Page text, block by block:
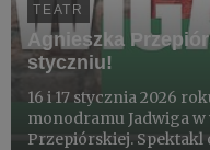
TEATR
Agnieszka
styczniu!
16 i 17 stycznia 2026
monodramu Jadwiga
Przepiórskiej. Spektakl